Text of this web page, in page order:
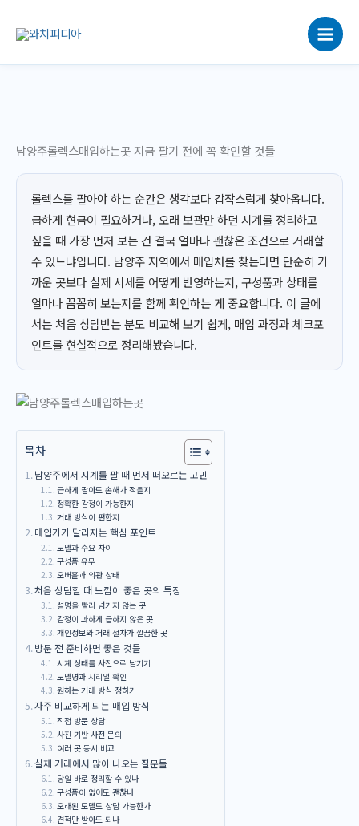
로
남양주롤렉스매입하는곳 지금 팔기 전에 꼭 확인할 것들
롤렉스를 팔아야 하는 순간은 생각보다 갑작스럽게 찾아옵니다.
급하게 현금이 필요하거나, 오래 보관만 하던 시계를 정리하고
싶을 때 가장 먼저 보는 건 결국 얼마나 괜찮은 조건으로 거래할
수 있느냐입니다. 남양주 지역에서 매입처를 찾는다면 단순히 가
까운 곳보다 실제 시세를 어떻게 반영하는지, 구성품과 상태를
얼마나 꼼꼼히 보는지를 함께 확인하는 게 중요합니다. 이 글에
서는 처음 상담받는 분도 비교해 보기 쉽게, 매입 과정과 체크포
인트를 현실적으로 정리해봤습니다.
목차
남양주에서 시계를 팔 때 먼저 떠오르는 고민
급하게 팔아도 손해가 적을지
정확한 감정이 가능한지
거래 방식이 편한지
매입가가 달라지는 핵심 포인트
모델과 수요 차이
구성품 유무
오버홀과 외관 상태
처음 상담할 때 느낌이 좋은 곳의 특징
설명을 빨리 넘기지 않는 곳
감정이 과하게 급하지 않은 곳
개인정보와 거래 절차가 깔끔한 곳
방문 전 준비하면 좋은 것들
시계 상태를 사진으로 남기기
모델명과 시리얼 확인
원하는 거래 방식 정하기
자주 비교하게 되는 매입 방식
직접 방문 상담
사진 기반 사전 문의
여러 곳 동시 비교
실제 거래에서 많이 나오는 질문들
당일 바로 정리할 수 있나
구성품이 없어도 괜찮나
오래된 모델도 상담 가능한가
견적만 받아도 되나